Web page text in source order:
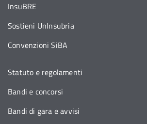
InsuBRE
Sostieni UnInsubria
Convenzioni SiBA
Statuto e regolamenti
Bandi e concorsi
Bandi di gara e avvisi